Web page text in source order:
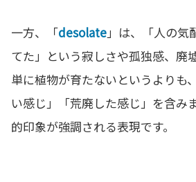
一方、「desolate」は、「人の気
てた」という寂しさや孤独感、廃
単に植物が育たないというよりも
い感じ」「荒廃した感じ」を含み
的印象が強調される表現です。